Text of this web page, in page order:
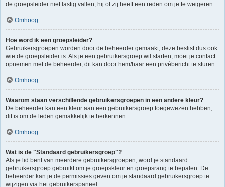
de groepsleider niet lastig vallen, hij of zij heeft een reden om je te weigeren.
Omhoog
Hoe word ik een groepsleider?
Gebruikersgroepen worden door de beheerder gemaakt, deze beslist dus ook
wie de groepsleider is. Als je een gebruikersgroep wil starten, moet je contact
opnemen met de beheerder, dit kan door hem/haar een privébericht te sturen.
Omhoog
Waarom staan verschillende gebruikersgroepen in een andere kleur?
De beheerder kan een kleur aan een gebruikersgroep toegewezen hebben,
dit is om de leden gemakkelijk te herkennen.
Omhoog
Wat is de "Standaard gebruikersgroep"?
Als je lid bent van meerdere gebruikersgroepen, word je standaard
gebruikersgroep gebruikt om je groepskleur en groepsrang te bepalen. De
beheerder kan je de permissies geven om je standaard gebruikersgroep te
wijzigen via het gebruikerspaneel.